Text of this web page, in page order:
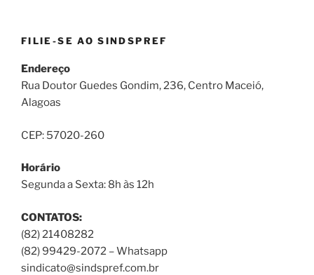
FILIE-SE AO SINDSPREF
Endereço
Rua Doutor Guedes Gondim, 236, Centro Maceió,
Alagoas
CEP: 57020-260
Horário
Segunda a Sexta: 8h às 12h
CONTATOS:
(82) 21408282
(82) 99429-2072 – Whatsapp
sindicato@sindspref.com.br